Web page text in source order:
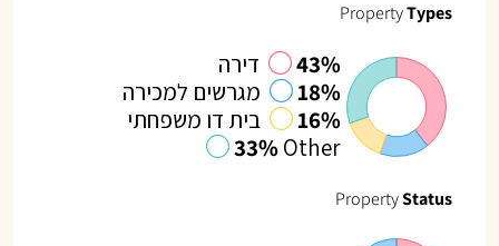
PropertyTypes
43%
דירה
18%
מגרשים למכירה
16%
בית דו משפחתי
33%Other
PropertyStatus